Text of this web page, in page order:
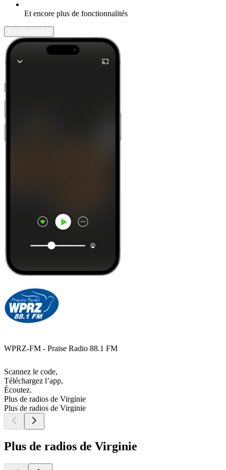
Et encore plus de fonctionnalités
WPRZ-FM - Praise Radio 88.1 FM
Scannez le code,
Téléchargez l’app,
Écoutez.
Plus de radios de Virginie
Plus de radios de Virginie
Plus de radios de Virginie